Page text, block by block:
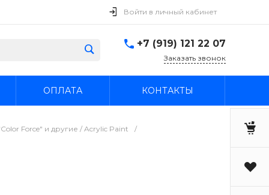
Войти в личный кабинет
+7 (919) 121 22 07
Заказать звонок
ОПЛАТА КОНТАКТЫ
Force" и другие / Acrylic Paint
/